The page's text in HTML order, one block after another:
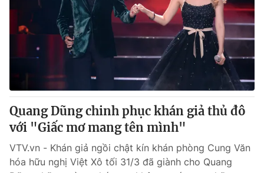
Quang Dũng chinh phục khán giả thủ đô
với "Giấc mơ mang tên mình"
VTV.vn - Khán giả ngồi chật kín khán phòng Cung Văn
hóa hữu nghị Việt Xô tối 31/3 đã giành cho Quang